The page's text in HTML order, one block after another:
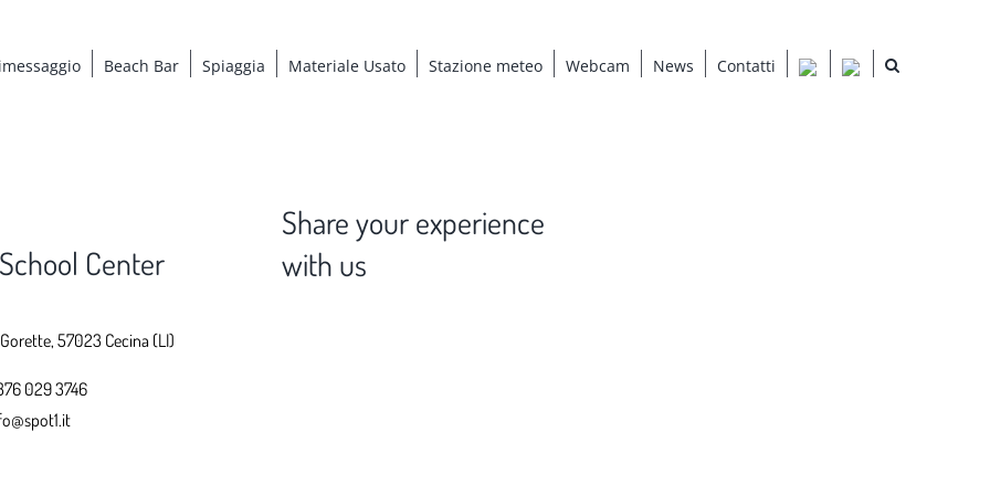
Beach Bar Spiaggia Materiale Usato Stazione meteo Webcam News Contatti
Center
57023 Cecina (LI)
029 3746
Share your experience
with us